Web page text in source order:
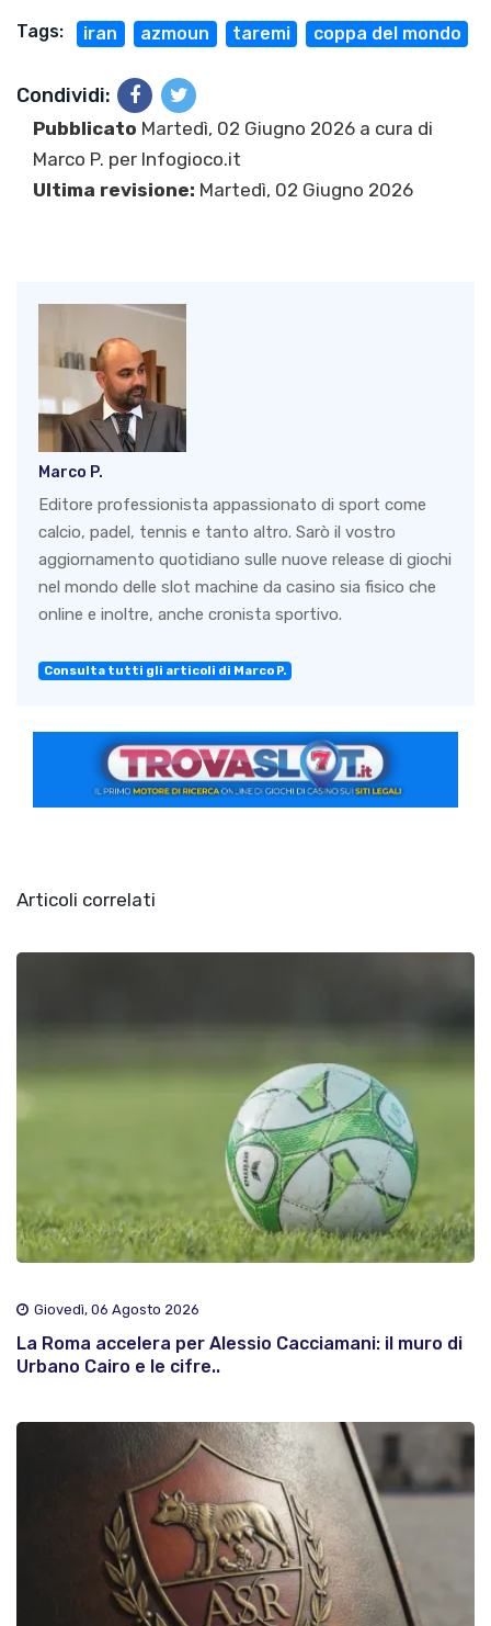
Tags: iran azmoun taremi coppa del mondo
Condividi:
Pubblicato Martedì, 02 Giugno 2026 a cura di
Marco P. per Infogioco.it
Ultima revisione: Martedì, 02 Giugno 2026
Marco P.
Editore professionista appassionato di sport come
calcio, padel, tennis e tanto altro. Sarò il vostro
aggiornamento quotidiano sulle nuove release di giochi
nel mondo delle slot machine da casino sia fisico che
online e inoltre, anche cronista sportivo.
Consulta tutti gli articoli di Marco P.
Articoli correlati
Giovedì, 06 Agosto 2026
La Roma accelera per Alessio Cacciamani: il muro di
Urbano Cairo e le cifre..